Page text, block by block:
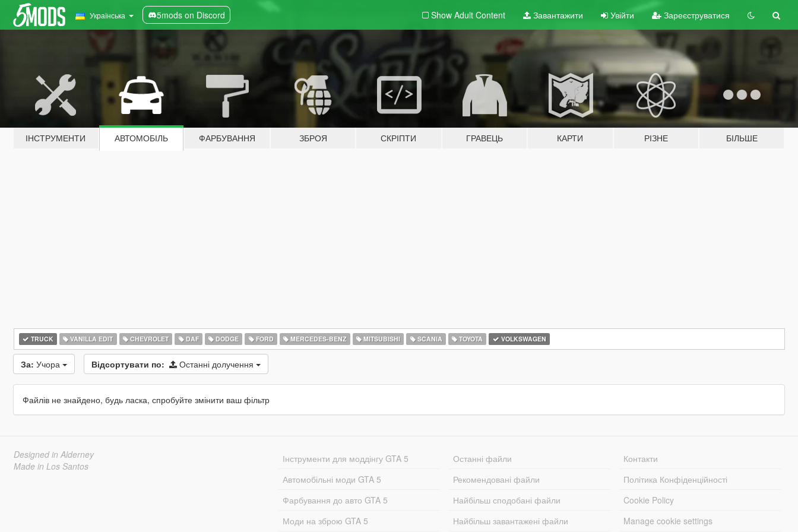
Українська 5mods on Discord Show Adult Content Завантажити Увійти Зареєструватися
ІНСТРУМЕНТИ АВТОМОБІЛЬ ФАРБУВАННЯ ЗБРОЯ СКРІПТИ ГРАВЕЦЬ КАРТИ РІЗНЕ БІЛЬШЕ
TRUCK VANILLA EDIT CHEVROLET DAF DODGE FORD MERCEDES-BENZ MITSUBISHI SCANIA TOYOTA VOLKSWAGEN
За: Учора Відсортувати по: Останні долучення
Файлів не знайдено, будь ласка, спробуйте змінити ваш фільтр
Designed in Alderney
Made in Los Santos
Інструменти для моддінгу GTA 5
Автомобільні моди GTA 5
Фарбування до авто GTA 5
Моди на зброю GTA 5
Останні файли
Рекомендовані файли
Найбільш сподобані файли
Найбільш завантажені файли
Контакти
Політика Конфіденційності
Cookie Policy
Manage cookie settings